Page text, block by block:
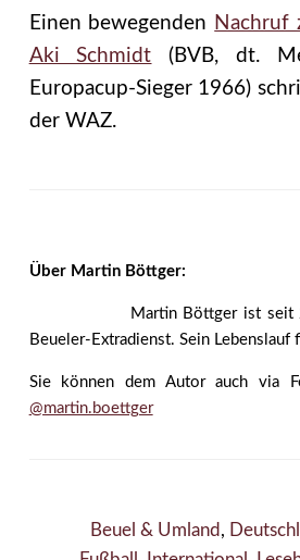
Einen bewegenden Nachruf
Aki Schmidt (BVB, dt.
Europacup-Sieger 1966)
der WAZ.
Über Martin Böttger:
Martin Böttger ist seit
Beueler-Extradienst. Sein Lebenslauf
Sie können dem Autor auch via
@martin.boettger
Beuel & Umland ,